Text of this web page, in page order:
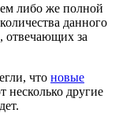
либо же полной
данного
отвечающих за
что новые
несколько другие